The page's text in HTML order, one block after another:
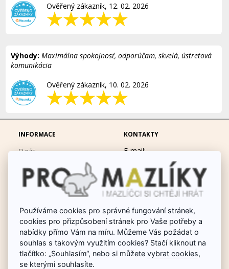
Ověřený zákazník, 12. 02. 2026
Výhody: Maximálna spokojnosť, odporúčam, skvelá, ústretová
komunikácia
Ověřený zákazník, 10. 02. 2026
INFORMACE
O nás
Doprava a platba
Ochrana osobních údajů
Obchodní podmínky
Fotogalerie
Odstoupit od smlouvy
Poradna chovu králíků
Dárkové poukazy
KONTAKTY
E-mail:
eshop@promazliky.eu
Mobil: 728677864
po-pá 9:00-19:00
Messenger:
hrackynejenprousacky
Používáme cookies pro správné fungování stránek,
cookies pro přizpůsobení stránek pro Vaše potřeby a
nabídky přímo Vám na míru. Můžeme Vás požádat o
souhlas s takovým využitím cookies? Stačí kliknout na
tlačítko: „Souhlasím“, nebo si můžetevybrat cookies,
se kterými souhlasíte.